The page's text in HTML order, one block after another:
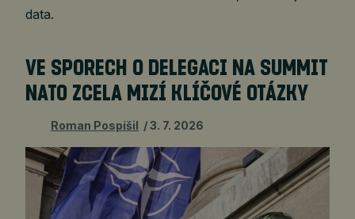
data.
VE SPORECH O DELEGACI NA SUMMIT
NATO ZCELA MIZÍ KLÍČOVÉ OTÁZKY
Roman Pospíšil 3. 7. 2026